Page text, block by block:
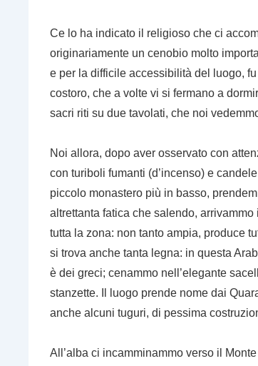
Ce lo ha indicato il religioso che ci
originariamente un cenobio molto
e per la difficile accessibilità del luogo,
costoro, che a volte vi si fermano a
sacri riti su due tavolati, che noi
Noi allora, dopo aver osservato con
con turiboli fumanti (d’incenso) e
piccolo monastero più in basso,
altrettanta fatica che salendo,
tutta la zona: non tanto ampia, produce
si trova anche tanta legna: in questa
è dei greci; cenammo nell’elegante
stanzette. Il luogo prende nome dai
anche alcuni tuguri, di pessima
All’alba ci incamminammo verso il